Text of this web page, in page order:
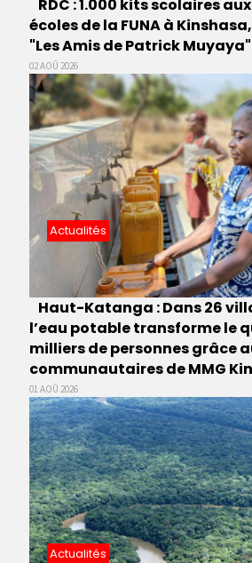
RDC : 1.000 kits scolaires
écoles de la FUNA à
"Les Amis de Patrick Muyaya"
02 AOÛ 2026
Actualités
Haut-Katanga : Dans 26
l’eau potable transforme le
milliers de personnes grâce
communautaires de MMG
01 AOÛ 2026
Actualités